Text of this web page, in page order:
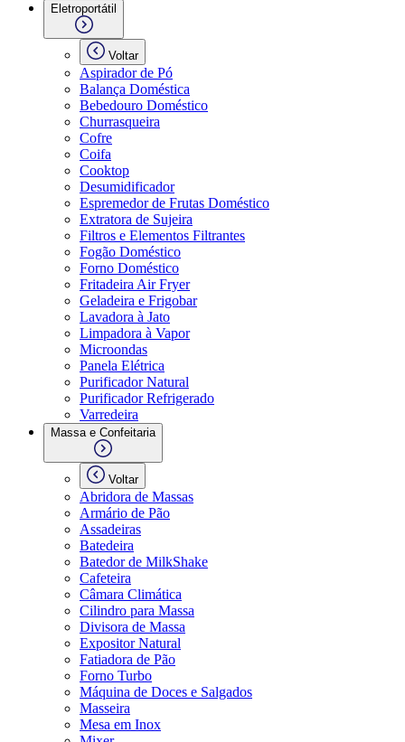
Eletroportátil
Voltar
Aspirador de Pó
Balança Doméstica
Bebedouro Doméstico
Churrasqueira
Cofre
Coifa
Cooktop
Desumidificador
Espremedor de Frutas Doméstico
Extratora de Sujeira
Filtros e Elementos Filtrantes
Fogão Doméstico
Forno Doméstico
Fritadeira Air Fryer
Geladeira e Frigobar
Lavadora à Jato
Limpadora à Vapor
Microondas
Panela Elétrica
Purificador Natural
Purificador Refrigerado
Varredeira
Massa e Confeitaria
Voltar
Abridora de Massas
Armário de Pão
Assadeiras
Batedeira
Batedor de MilkShake
Cafeteira
Câmara Climática
Cilindro para Massa
Divisora de Massa
Expositor Natural
Fatiadora de Pão
Forno Turbo
Máquina de Doces e Salgados
Masseira
Mesa em Inox